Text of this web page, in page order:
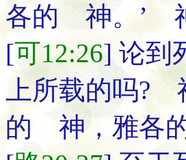
各的 神。’
[可12:26] 论到
上所载的吗?
的 神，雅各